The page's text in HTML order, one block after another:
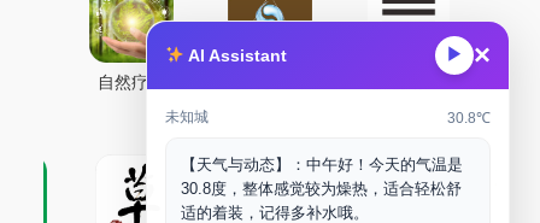
AI Assistant ▶ ×
未知城 30.8℃
【天气与动态】：中午好！今天的气温是
30.8度，整体感觉较为燥热，适合轻松舒
适的着装，记得多补水哦。
自然疗能 鼐龙实验室